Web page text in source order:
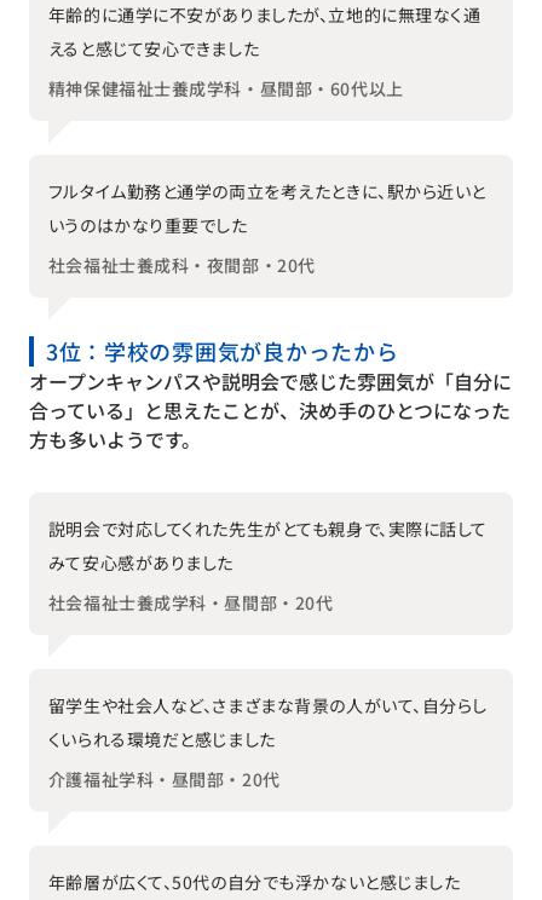
年齢的に通学に不安がありましたが、立地的に無理なく通
えると感じて安心できました
精神保健福祉士養成学科・昼間部・60代以上
フルタイム勤務と通学の両立を考えたときに、駅から近いと
いうのはかなり重要でした
社会福祉士養成科・夜間部・20代
3位：学校の雰囲気が良かったから
オープンキャンパスや説明会で感じた雰囲気が「自分に
合っている」と思えたことが、決め手のひとつになった
方も多いようです。
説明会で対応してくれた先生がとても親身で、実際に話して
みて安心感がありました
社会福祉士養成学科・昼間部・20代
留学生や社会人など、さまざまな背景の人がいて、自分らし
くいられる環境だと感じました
介護福祉学科・昼間部・20代
年齢層が広くて、50代の自分でも浮かないと感じました